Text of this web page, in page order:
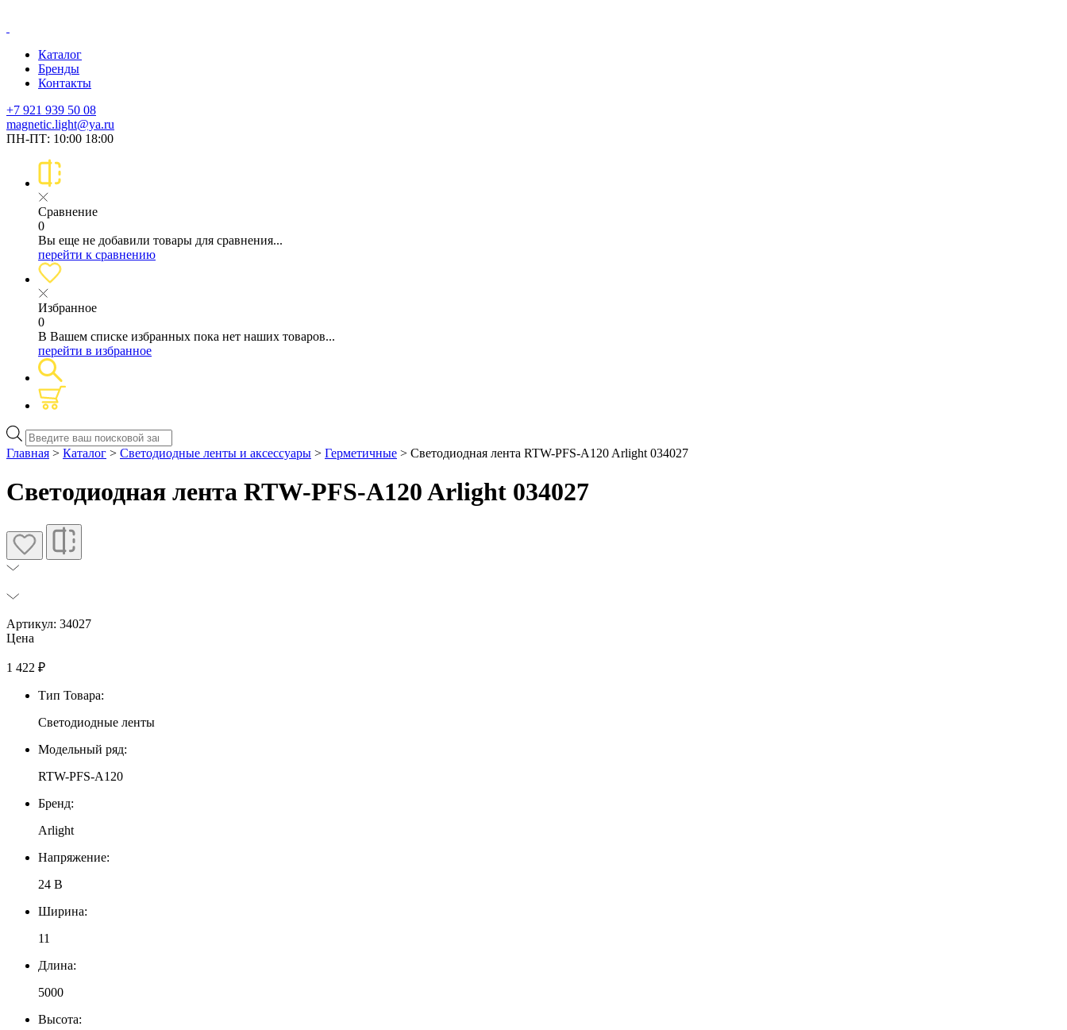
Каталог
Бренды
Контакты
+7 921 939 50 08
magnetic.light@ya.ru
ПН-ПТ: 10:00 18:00
Сравнение
0
Вы еще не добавили товары для сравнения...
перейти к сравнению
Избранное
0
В Вашем списке избранных пока нет наших товаров...
перейти в избранное
Поиск
товаров
Главная > Каталог > Светодиодные ленты и аксессуары > Герметичные > Светодиодная лента RTW-PFS-A120 Arlight 034027
Светодиодная лента RTW-PFS-A120 Arlight 034027
Артикул: 34027
Цена
1 422 ₽
Тип Товара:
Светодиодные ленты
Модельный ряд:
RTW-PFS-A120
Бренд:
Arlight
Напряжение:
24 В
Ширина:
11
Длина:
5000
Высота: